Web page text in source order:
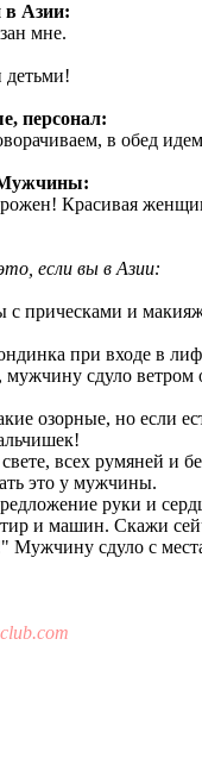
в Азии:
мне.
детьми!
персонал:
в обед
Красивая
если вы в Азии:
прическами и
при входе в
сдуло ветром
озорные, но если
всех румяней и
это у мужчины.
руки и
и машин. Скажи
Мужчину сдуло с